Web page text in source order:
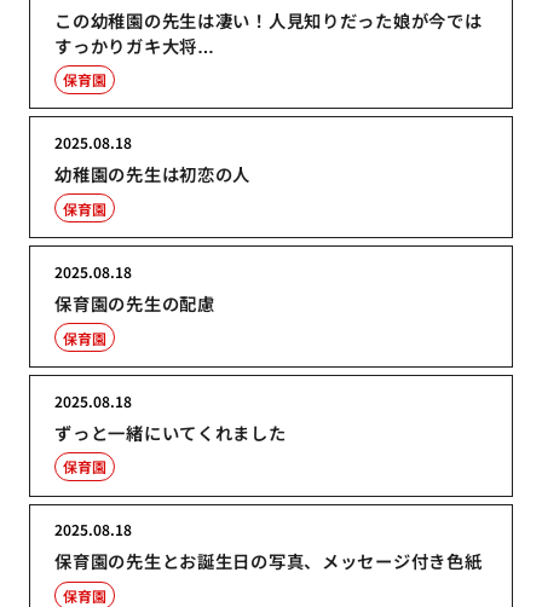
この幼稚園の先生は凄い！人見知りだった娘が今では
すっかりガキ大将…
保育園
幼稚園の先生は初恋の人
2025.08.18
保育園
保育園の先生の配慮
2025.08.18
保育園
ずっと一緒にいてくれました
2025.08.18
保育園
保育園の先生とお誕生日の写真、メッセージ付き色紙
2025.08.18
保育園